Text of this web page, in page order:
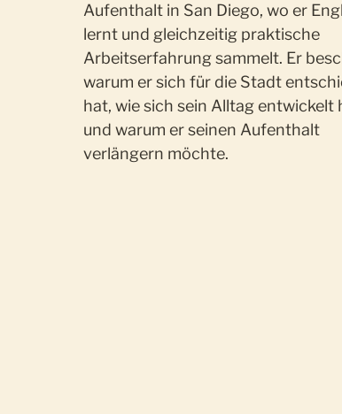
Aufenthalt in San Diego, wo er
lernt und gleichzeitig praktische
Arbeitserfahrung sammelt. Er
warum er sich für die Stadt
hat, wie sich sein Alltag entwickelt
und warum er seinen Aufenthalt
verlängern möchte.